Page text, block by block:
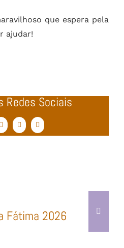
que espera pela
ajudar!
Redes Sociais
TwitterWhatsApp
Email
(necessário
Fátima 2026